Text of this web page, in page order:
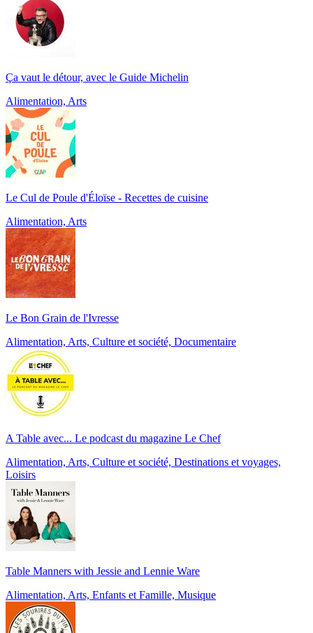
Ça vaut le détour, avec le Guide Michelin
Alimentation, Arts
Le Cul de Poule d'Éloïse - Recettes de cuisine
Alimentation, Arts
Le Bon Grain de l'Ivresse
Alimentation, Arts, Culture et société, Documentaire
A Table avec... Le podcast du magazine Le Chef
Alimentation, Arts, Culture et société, Destinations et voyages,
Loisirs
Table Manners with Jessie and Lennie Ware
Alimentation, Arts, Enfants et Famille, Musique